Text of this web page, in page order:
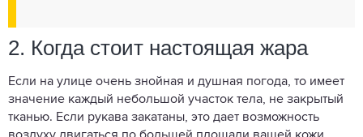
2. Когда стоит настоящая жара
Если на улице очень знойная и душная погода, то имеет
значение каждый небольшой участок тела, не закрытый
тканью. Если рукава закатаны, это дает возможность